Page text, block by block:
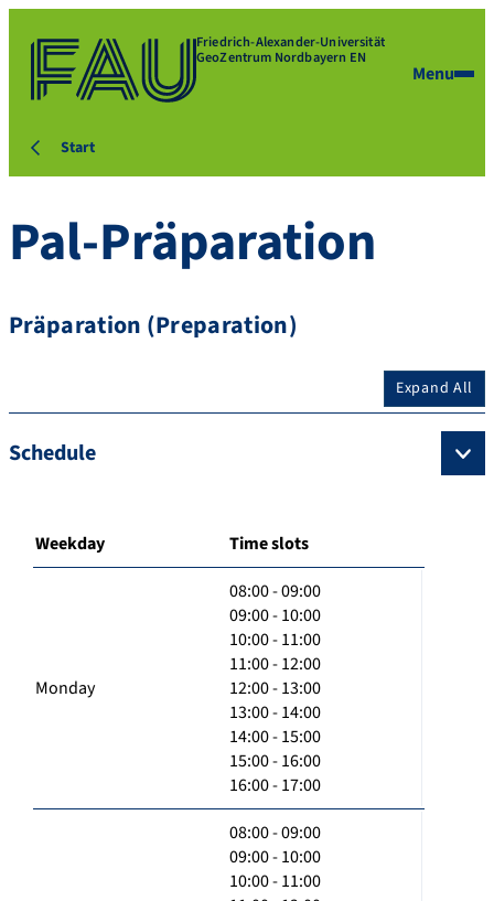
Friedrich-Alexander-Universität
GeoZentrum Nordbayern EN
Menu
Start
Pal-Präparation
Präparation (Preparation)
Expand All
Schedule
Weekday Time slots
Monday
08:00 - 09:00
09:00 - 10:00
10:00 - 11:00
11:00 - 12:00
12:00 - 13:00
13:00 - 14:00
14:00 - 15:00
15:00 - 16:00
16:00 - 17:00
08:00 - 09:00
09:00 - 10:00
10:00 - 11:00